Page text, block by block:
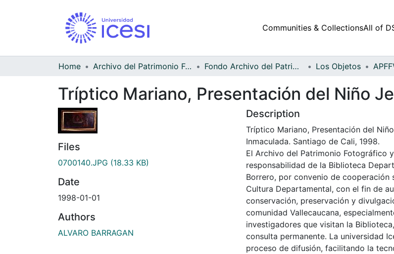
Communities & CollectionsAll of
Home Archivo del Patrimonio Fotográfico y Fílmico del Valle del Cauca Fondo Archivo del Patrimonio Fotográfico y Fílmico del Valle del Cauca Los Objetos
Tríptico Mariano, Presentación del Niño
Files
0700140.JPG (18.33 KB)
Date
1998-01-01
Authors
ALVARO BARRAGAN
Description
Tríptico Mariano, Presentación del
Inmaculada. Santiago de Cali, 1998.
El Archivo del Patrimonio Fotográfico
responsabilidad de la Biblioteca
Borrero, por convenio de cooperación
Cultura Departamental, con el fin de
conservación, preservación y
comunidad Vallecaucana,
investigadores que visitan la
consulta permanente. La universidad
proceso de difusión, facilitando la